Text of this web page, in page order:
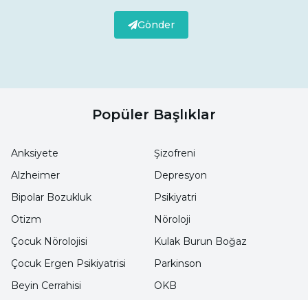
Gönder
Popüler Başlıklar
Anksiyete
Alzheimer
Bipolar Bozukluk
Otizm
Çocuk Nörolojisi
Şizofreni
Depresyon
Psikiyatri
Nöroloji
Kulak Burun Boğaz
Çocuk Ergen Psikiyatrisi
Beyin Cerrahisi
Parkinson
OKB